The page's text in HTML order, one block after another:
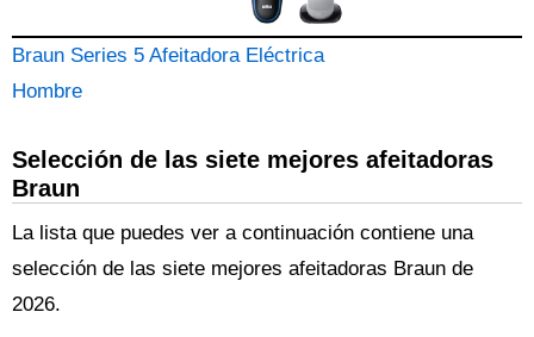
Braun Series 5 Afeitadora Eléctrica
Hombre
Selección de las siete mejores afeitadoras
Braun
La lista que puedes ver a continuación contiene una
selección de las siete mejores afeitadoras Braun de
2026.